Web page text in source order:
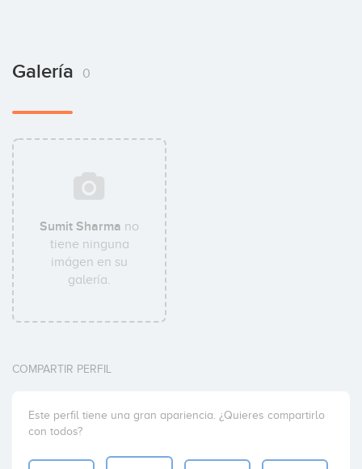
Galería 0
Sumit Sharma no
tiene ninguna
imágen en su
galería.
COMPARTIR PERFIL
Este perfil tiene una gran apariencia. ¿Quieres compartirlo
con todos?